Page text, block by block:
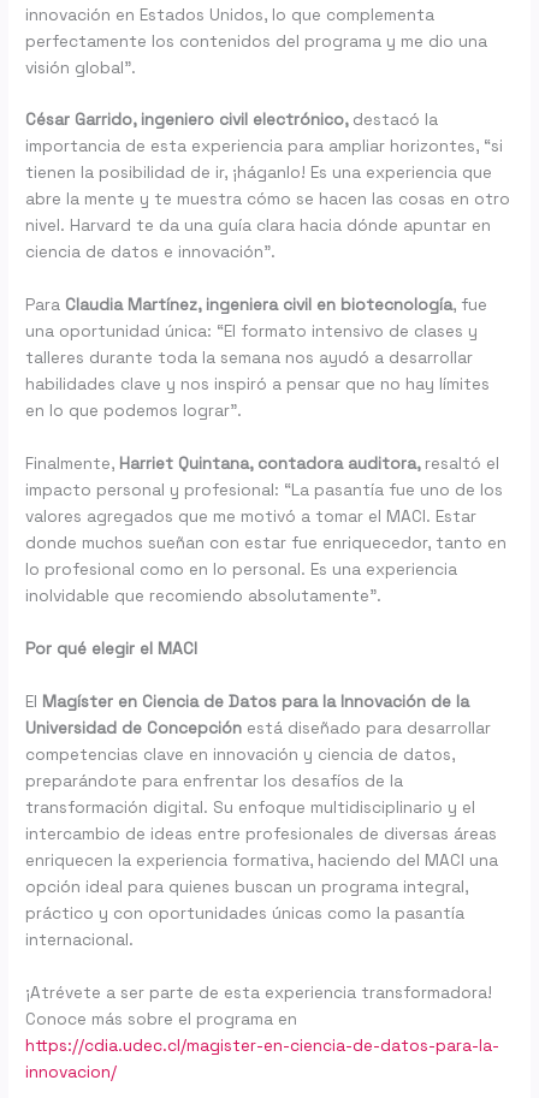
innovación en Estados Unidos, lo que complementa
perfectamente los contenidos del programa y me dio una
visión global”.
César Garrido, ingeniero civil electrónico,destacó la
importancia de esta experiencia para ampliar horizontes, “si
tienen la posibilidad de ir, ¡háganlo! Es una experiencia que
abre la mente y te muestra cómo se hacen las cosas en otro
nivel. Harvard te da una guía clara hacia dónde apuntar en
ciencia de datos e innovación”.
Para Claudia Martínez, ingeniera civil en biotecnología, fue
una oportunidad única: “El formato intensivo de clases y
talleres durante toda la semana nos ayudó a desarrollar
habilidades clave y nos inspiró a pensar que no hay límites
en lo que podemos lograr”.
Finalmente, Harriet Quintana, contadora auditora,resaltó el
impacto personal y profesional: “La pasantía fue uno de los
valores agregados que me motivó a tomar el MACI. Estar
donde muchos sueñan con estar fue enriquecedor, tanto en
lo profesional como en lo personal. Es una experiencia
inolvidable que recomiendo absolutamente”.
Por qué elegir el MACI
El Magíster en Ciencia de Datos para la Innovación de la
Universidad de Concepción está diseñado para desarrollar
competencias clave en innovación y ciencia de datos,
preparándote para enfrentar los desafíos de la
transformación digital. Su enfoque multidisciplinario y el
intercambio de ideas entre profesionales de diversas áreas
enriquecen la experiencia formativa, haciendo del MACI una
opción ideal para quienes buscan un programa integral,
práctico y con oportunidades únicas como la pasantía
internacional.
¡Atrévete a ser parte de esta experiencia transformadora!
Conoce más sobre el programa en
https://cdia.udec.cl/magister-en-ciencia-de-datos-para-la-
innovacion/